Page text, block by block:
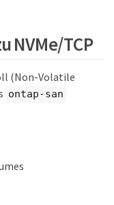
NVMe/TCP
(Non-Volatile
ontap-san